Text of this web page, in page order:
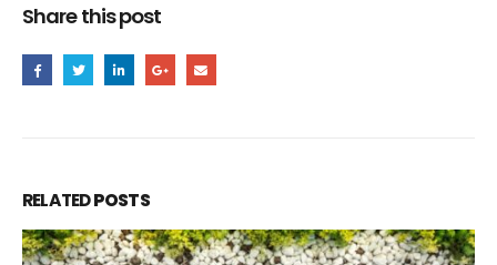
Share this post
RELATEDPOSTS